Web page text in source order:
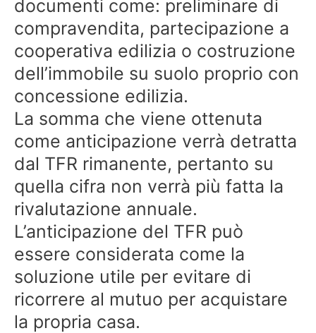
documenti come: preliminare di
compravendita, partecipazione a
cooperativa edilizia o costruzione
dell’immobile su suolo proprio con
concessione edilizia.
La somma che viene ottenuta
come anticipazione verrà detratta
dal TFR rimanente, pertanto su
quella cifra non verrà più fatta la
rivalutazione annuale.
L’anticipazione del TFR può
essere considerata come la
soluzione utile per evitare di
ricorrere al mutuo per acquistare
la propria casa.